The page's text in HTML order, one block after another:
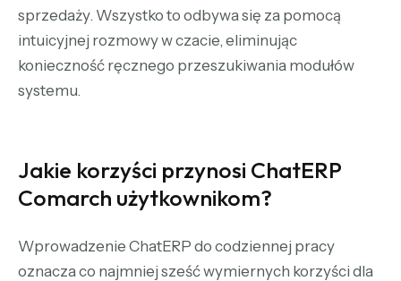
sprzedaży. Wszystko to odbywa się za pomocą
intuicyjnej rozmowy w czacie, eliminując
konieczność ręcznego przeszukiwania modułów
systemu.
Jakie korzyści przynosi ChatERP
Comarch użytkownikom?
Wprowadzenie ChatERP do codziennej pracy
oznacza co najmniej sześć wymiernych korzyści dla